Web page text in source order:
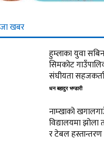
खबर
हुम्लाका युवा
सिमकोट
संघीयता
धन बहादुर भण्डारी
नाम्खाको
विद्यालयमा झोला
र टेबल हस्तान्तरण